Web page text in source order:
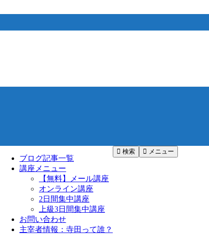
ブログ記事一覧
講座メニュー
【無料】メール講座
オンライン講座
2日間集中講座
上級3日間集中講座
お問い合わせ
主宰者情報：寺田って誰？
検索 メニュー